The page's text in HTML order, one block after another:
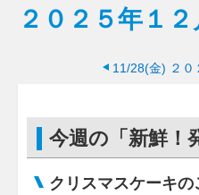
２０２５年１２
11/28(金) ２０
今週の「新鮮！
クリスマスケーキの